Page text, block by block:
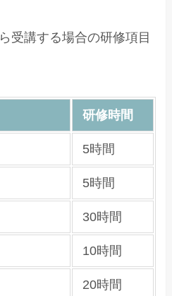
受講する場合の研修項目
研修時間
5時間
5時間
30時間
10時間
20時間